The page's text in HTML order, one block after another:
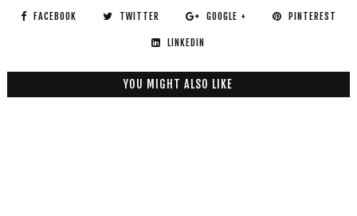
FACEBOOK TWITTER GOOGLE + PINTEREST
LINKEDIN
YOU MIGHT ALSO LIKE